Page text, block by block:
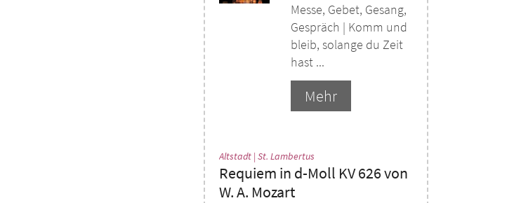
Messe, Gebet, Gesang,
Gespräch | Komm und
bleib, solange du Zeit
hast ...
Mehr
Altstadt | St. Lambertus
Requiem in d-Moll KV 626 von
W. A. Mozart